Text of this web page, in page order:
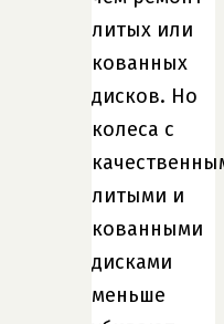
литых или
кованных
дисков. Но
колеса с
литыми и
кованными
дисками
меньше